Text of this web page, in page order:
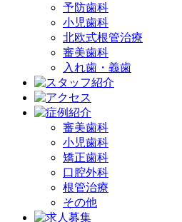
予防歯科
小児歯科
北欧式根管治療
審美歯科
入れ歯・義歯
審美歯科
小児歯科
矯正歯科
口腔外科
根管治療
その他